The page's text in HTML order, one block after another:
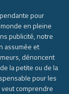
pour
en pleine
publicité, notre
assumée et
dénoncent
la petite ou de la
pour les
comprendre